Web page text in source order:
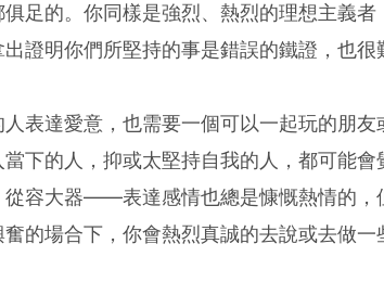
足的。你同樣是強烈、熱烈的理想主義
證明你們所堅持的事是錯誤的鐵證，也很
表達愛意，也需要一個可以一起玩的朋
下的人，抑或太堅持自我的人，都可能
從容大器——表達感情也總是慷慨熱情的，
的場合下，你會熱烈真誠的去說或去做一